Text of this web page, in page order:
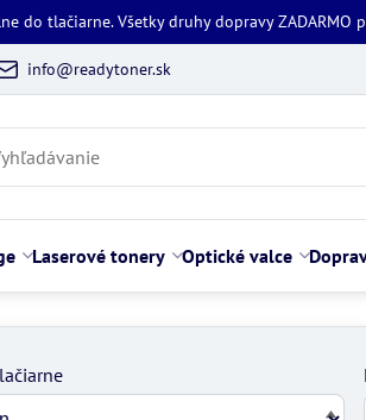
do tlačiarne. Všetky druhy dopravy ZADARMO
info@readytoner.sk
Laserové tonery Optické valce